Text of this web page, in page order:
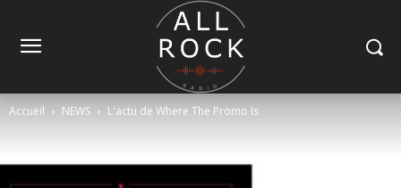
Accueil NEWS L'actu de Where The Promo Is